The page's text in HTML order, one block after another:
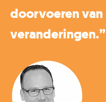
doorvoeren van
veranderingen.”